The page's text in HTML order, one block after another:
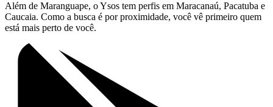
Além de Maranguape, o Ysos tem perfis em Maracanaú, Pacatuba e
Caucaia. Como a busca é por proximidade, você vê primeiro quem
está mais perto de você.